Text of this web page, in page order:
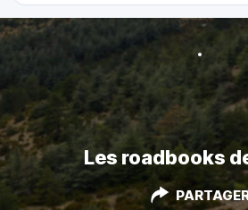
Les roadbooks